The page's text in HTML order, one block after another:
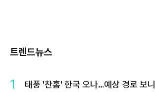
트렌드뉴스
1 태풍 '찬홈' 한국 오나…예상 경로 보니